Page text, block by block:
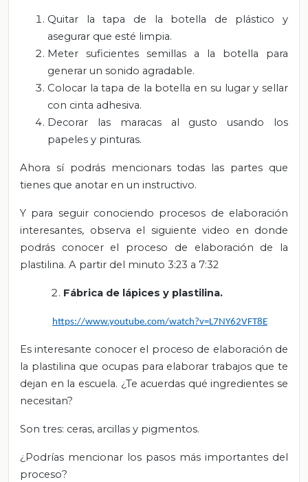
Quitar la tapa de la botella de plástico y
asegurar que esté limpia.
Meter suficientes semillas a la botella para
generar un sonido agradable.
Colocar la tapa de la botella en su lugar y sellar
con cinta adhesiva.
Decorar las maracas al gusto usando los
papeles y pinturas.
Ahora sí podrás mencionars todas las partes que
tienes que anotar en un instructivo.
Y para seguir conociendo procesos de elaboración
interesantes, observa el siguiente video en donde
podrás conocer el proceso de elaboración de la
plastilina. A partir del minuto 3:23 a 7:32
Fábrica de lápices y plastilina.
https://www.youtube.com/watch?v=L7NY62VFT8E
Es interesante conocer el proceso de elaboración de
la plastilina que ocupas para elaborar trabajos que te
dejan en la escuela. ¿Te acuerdas qué ingredientes se
necesitan?
Son tres: ceras, arcillas y pigmentos.
¿Podrías mencionar los pasos más importantes del
proceso?